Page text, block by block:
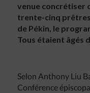
venue concrétiser
trente-cinq
de Pékin, le
Tous étaient âgés
Selon Anthony Liu
Conférence